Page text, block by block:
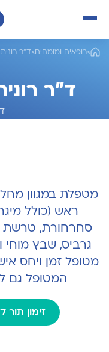
>רופאים ומומחים>ד"ר
ד"ר
מטפלת במגוון
ראש (כולל
סחרחורת, טרשת
גרביס, שבץ מוחי
מטופל זמן ויחס
המטופל גם
זימון תור